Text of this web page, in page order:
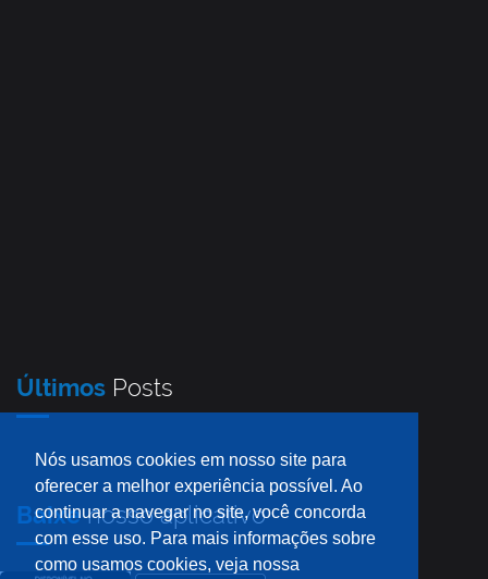
Nós usamos cookies em nosso site para
oferecer a melhor experiência possível. Ao
continuar a navegar no site, você concorda
com esse uso. Para mais informações sobre
como usamos cookies, veja nossa
Últimos Posts
Baixenosso aplicativo